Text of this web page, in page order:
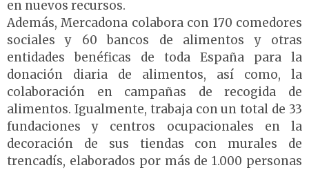
en nuevos recursos.
Además, Mercadona colabora con 170 comedores
sociales y 60 bancos de alimentos y otras
entidades benéficas de toda España para la
donación diaria de alimentos, así como, la
colaboración en campañas de recogida de
alimentos. Igualmente, trabaja con un total de 33
fundaciones y centros ocupacionales en la
decoración de sus tiendas con murales de
trencadís, elaborados por más de 1.000 personas